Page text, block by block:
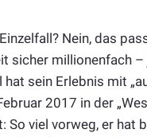
Nein, das
sicher millionenfach –
hat sein Erlebnis mit
2017 in der
So viel vorweg, er hat